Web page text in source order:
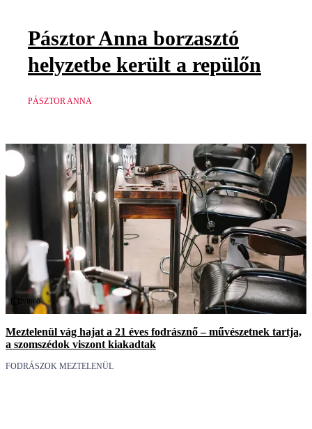
Pásztor Anna borzasztó
helyzetbe került a repülőn
PÁSZTOR ANNA
Videó
Meztelenül vág hajat a 21 éves fodrásznő – művészetnek tartja,
a szomszédok viszont kiakadtak
FODRÁSZOK MEZTELENÜL